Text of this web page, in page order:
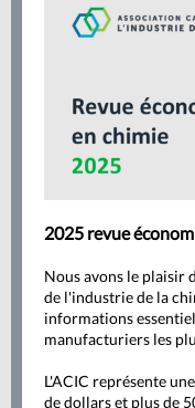
2025 revue
Nous avons le plaisir
de l'industrie de la
informations
manufacturiers les
L'ACIC représente
de dollars et plus de